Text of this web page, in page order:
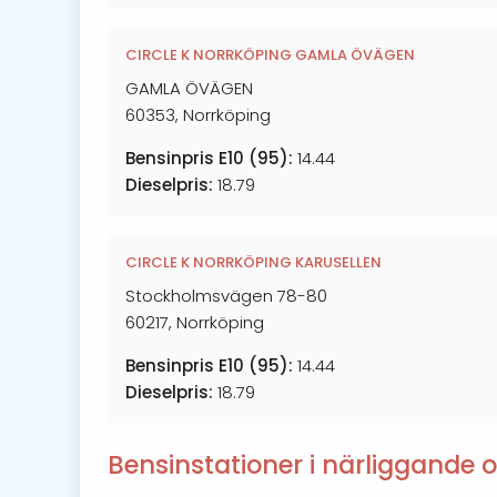
CIRCLE K NORRKÖPING GAMLA ÖVÄGEN
GAMLA ÖVÄGEN
60353, Norrköping
Bensinpris E10 (95): 14.44
Dieselpris: 18.79
CIRCLE K NORRKÖPING KARUSELLEN
Stockholmsvägen 78-80
60217, Norrköping
Bensinpris E10 (95): 14.44
Dieselpris: 18.79
Bensinstationer i närliggande